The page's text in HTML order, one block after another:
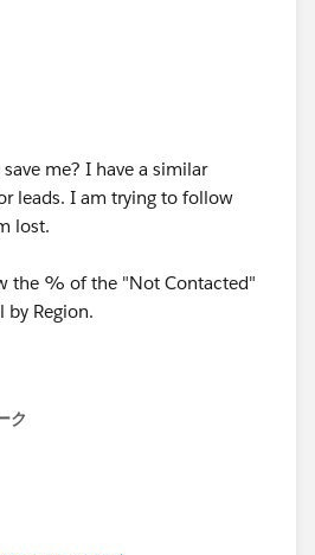
me? I have a similar
leads. I am trying to follow
lost.
the % of the "Not Contacted"
by Region.
I want to do"Not contacted
ク